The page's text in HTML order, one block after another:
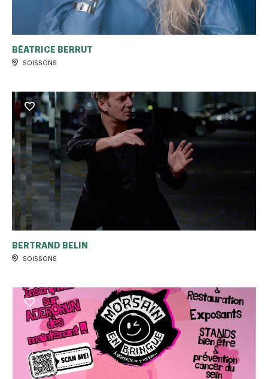
BÉATRICE BERRUT
SOISSONS
BERTRAND BELIN
SOISSONS